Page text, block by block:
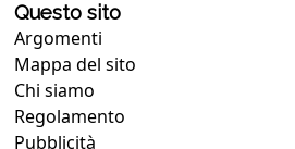
Questo sito
Argomenti
Mappa del sito
Chi siamo
Regolamento
Pubblicità